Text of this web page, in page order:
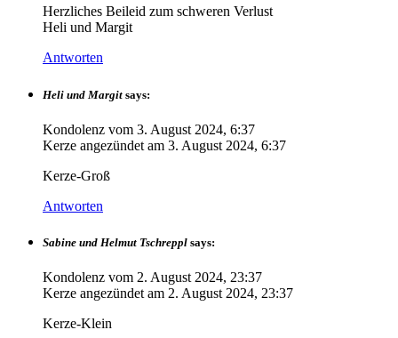
Herzliches Beileid zum schweren Verlust
Heli und Margit
Antworten
Heli und Margit says:
Kondolenz vom 3. August 2024, 6:37
Kerze angezündet am 3. August 2024, 6:37
Kerze-Groß
Antworten
Sabine und Helmut Tschreppl says:
Kondolenz vom 2. August 2024, 23:37
Kerze angezündet am 2. August 2024, 23:37
Kerze-Klein